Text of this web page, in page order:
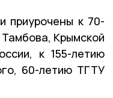
приурочены к 70-
Крымской
к 155-летию
60-летию ТГТУ